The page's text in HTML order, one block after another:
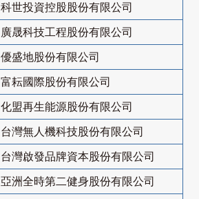
科世投資控股股份有限公司
廣晟科技工程股份有限公司
優盛地股份有限公司
富耘國際股份有限公司
化盟再生能源股份有限公司
台灣無人機科技股份有限公司
台灣啟發品牌資本股份有限公司
亞洲全時第二健身股份有限公司